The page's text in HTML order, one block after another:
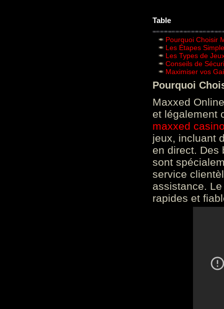
Table
Pourquoi Choisir
Les Étapes
Les Types de
Conseils de
Maximiser vos
Pourquoi
Maxxed
et légalement
maxxed
jeux, incluant
en direct. Des
sont
service
assistance.
rapides et